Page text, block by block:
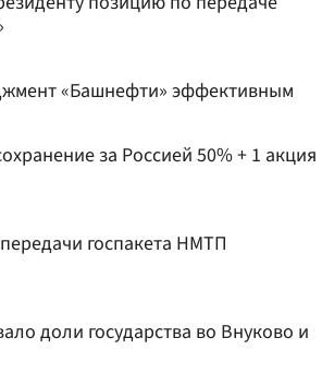
«Башнефти» эффективным
за Россией 50% + 1 акция
госпакета НМТП
доли государства во Внуково и